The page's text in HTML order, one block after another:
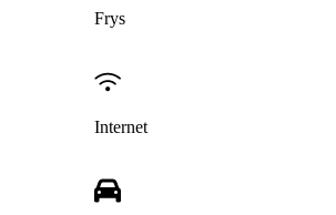
Frys
Internet